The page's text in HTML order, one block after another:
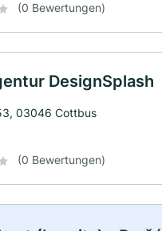
(0 Bewertungen)
DesignSplash
03046 Cottbus
(0 Bewertungen)